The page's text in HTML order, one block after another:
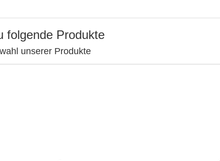
folgende Produkte
unserer Produkte